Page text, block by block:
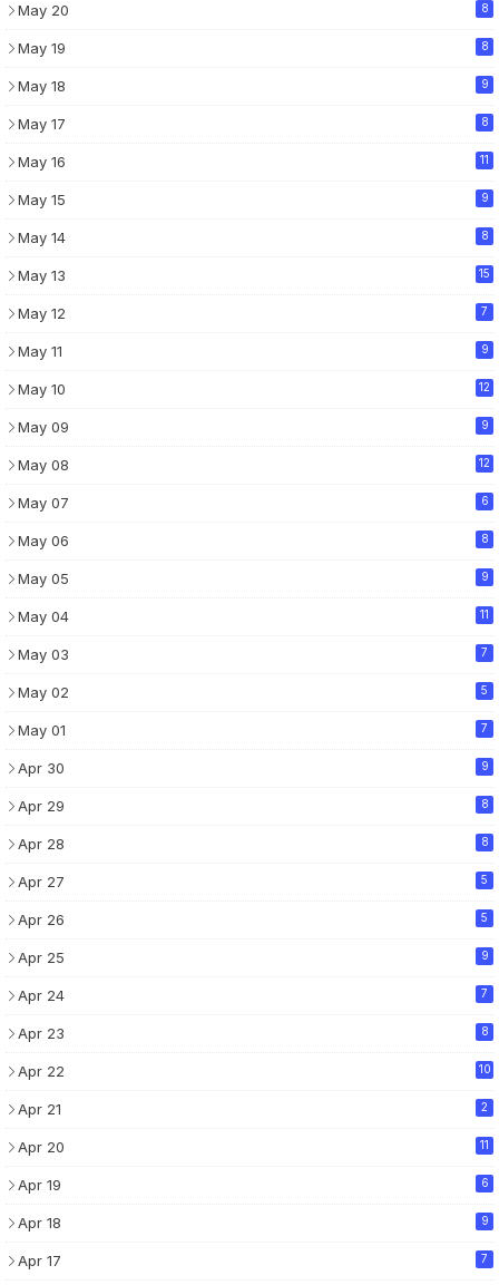
May 20 8
May 19 8
May 18 9
May 17 8
May 16 11
May 15 9
May 14 8
May 13 15
May 12 7
May 11 9
May 10 12
May 09 9
May 08 12
May 07 6
May 06 8
May 05 9
May 04 11
May 03 7
May 02 5
May 01 7
Apr 30 9
Apr 29 8
Apr 28 8
Apr 27 5
Apr 26 5
Apr 25 9
Apr 24 7
Apr 23 8
Apr 22 10
Apr 21 2
Apr 20 11
Apr 19 6
Apr 18 9
Apr 17 7